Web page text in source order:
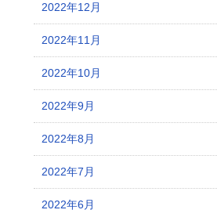
2022年12月
2022年11月
2022年10月
2022年9月
2022年8月
2022年7月
2022年6月